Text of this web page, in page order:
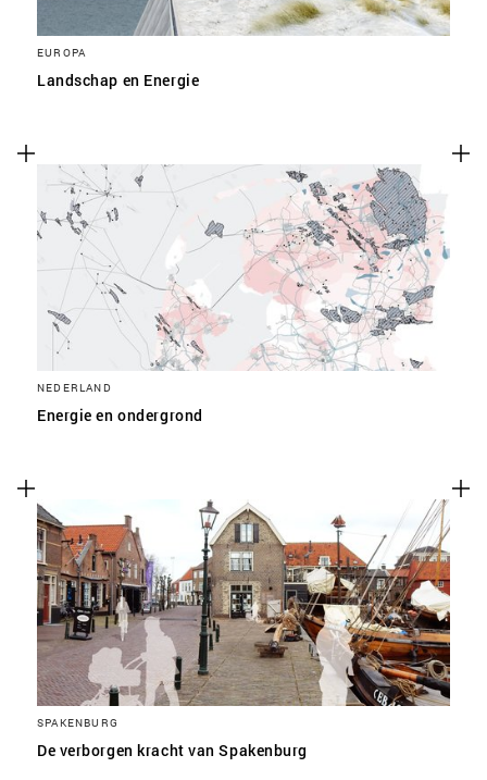
EUROPA
Landschap en Energie
NEDERLAND
Energie en ondergrond
SPAKENBURG
De verborgen kracht van Spakenburg